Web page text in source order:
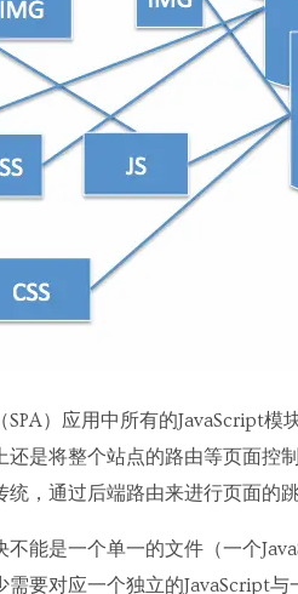
）应用中所有的JavaScript模
还是将整个站点的路由等页面控
，通过后端路由来进行页面的跳
能是一个单一的文件（一个
要对应一个独立的JavaScript与